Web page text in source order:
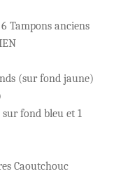
Tampons anciens
(sur fond jaune)
fond bleu et 1
Caoutchouc